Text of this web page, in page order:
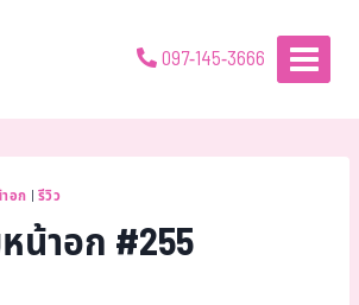
097-145-3666
อก | รีวิว
น้าอก #255